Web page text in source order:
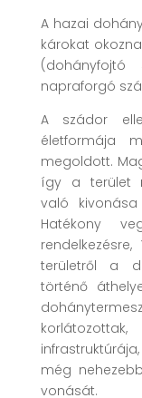
A hazai
károkat
(dohányfojtó
napraforgó
A szádor
életformája
megoldott.
így a terület
való
Hatékony
területről a
történő
még
vonását.